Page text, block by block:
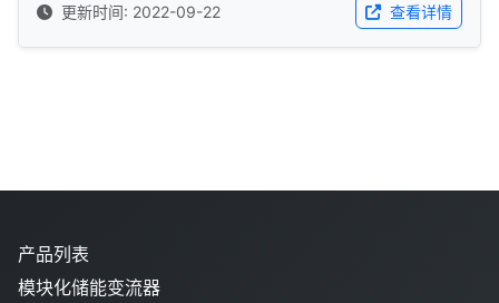
更新时间: 2022-09-22 查看详情
产品列表
模块化储能变流器